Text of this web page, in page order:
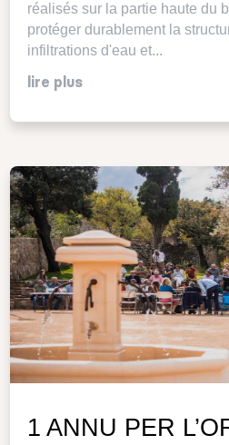
réalisés sur la partie haute du
protéger durablement la
infiltrations d'eau et...
lire plus
1 ANNU PER